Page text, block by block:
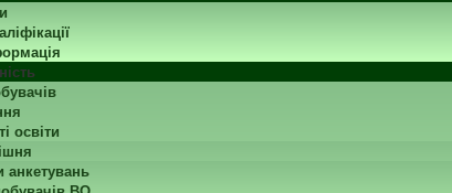
освіти
анкетувань